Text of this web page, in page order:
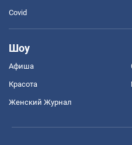
Covid
Шоу
Афиша
Красота
Женский Журнал